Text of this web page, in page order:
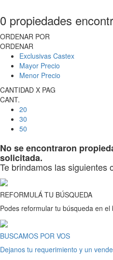
0 propiedades
ORDENAR POR
ORDENAR
Exclusivas Castex
Mayor Precio
Menor Precio
CANTIDAD X PAG
CANT.
20
30
50
No se encontraron
solicitada.
Te brindamos las siguientes
REFORMULÁ TU BÚSQUEDA
Podes reformular tu búsqueda en el
BUSCAMOS POR VOS
Dejanos tu requerimiento y un